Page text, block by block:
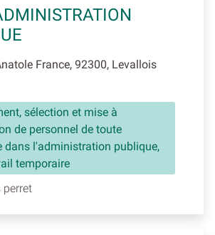
France, 92300, Levallois
sélection et mise à
de personnel de toute
dans l'administration publique,
temporaire
perret